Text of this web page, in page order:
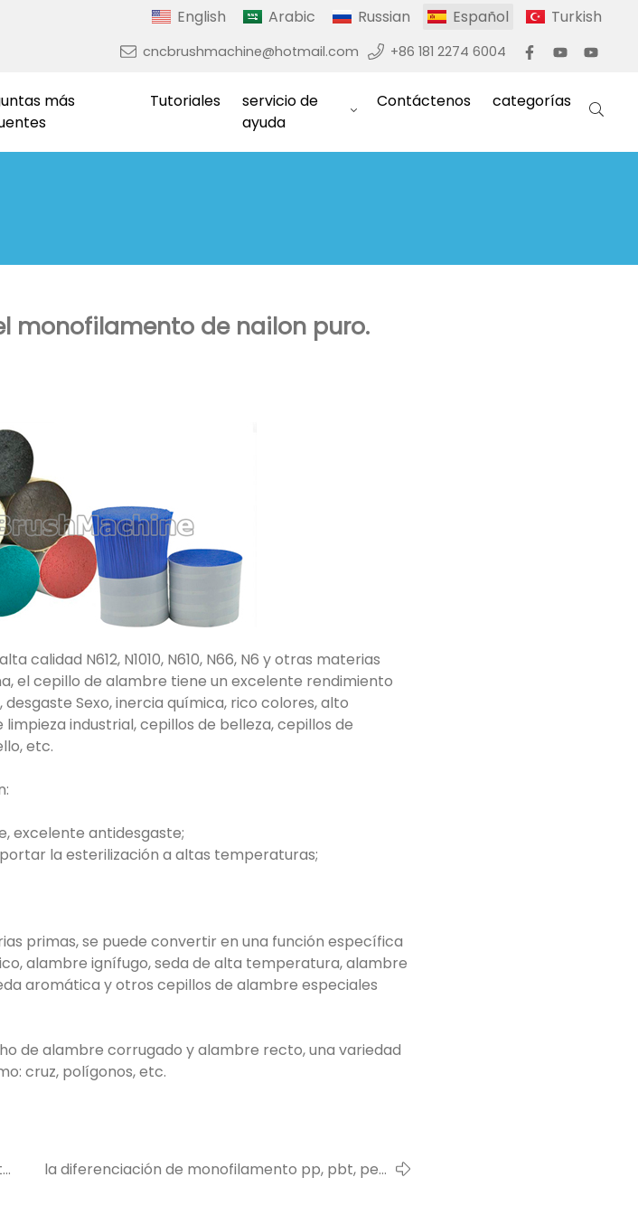
English Arabic Russian Español Turkish
cncbrushmachine@hotmail.com +86 181 2274 6004
más
Tutoriales
servicio de
ayuda
Contáctenos categorías
monofilamento de nailon puro.
calidad N612, N1010, N610, N66, N6 y otras materias
el cepillo de alambre tiene un excelente rendimiento
Sexo, inercia química, rico colores, alto
industrial, cepillos de belleza, cepillos de
etc.
excelente antidesgaste;
la esterilización a altas temperaturas;
primas, se puede convertir en una función específica
alambre ignífugo, seda de alta temperatura, alambre
aromática y otros cepillos de alambre especiales
de alambre corrugado y alambre recto, una variedad
cruz, polígonos, etc.
la diferenciación de monofilamento pp, pbt, pet,